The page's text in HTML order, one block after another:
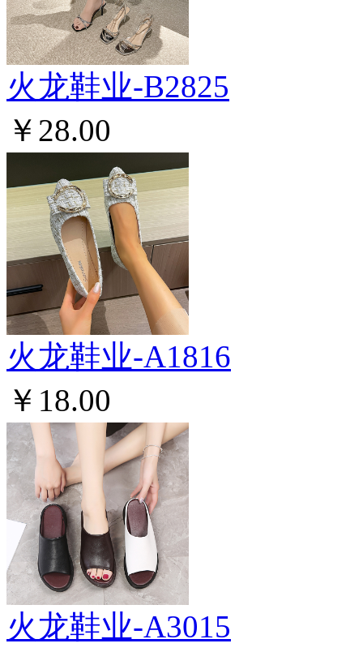
火龙鞋业-B2825
￥28.00
火龙鞋业-A1816
￥18.00
火龙鞋业-A3015